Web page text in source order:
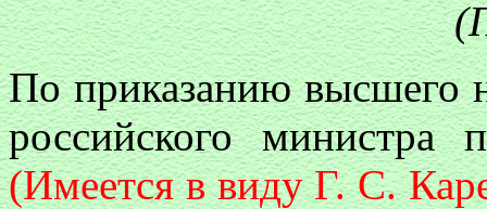
По приказанию высшего
российского министра
(Имеется в виду Г. С.